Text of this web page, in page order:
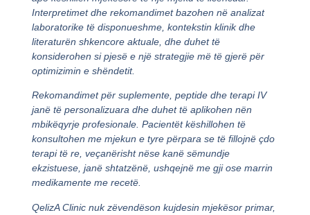
Interpretimet dhe rekomandimet bazohen në analizat
laboratorike të disponueshme, kontekstin klinik dhe
literaturën shkencore aktuale, dhe duhet të
konsiderohen si pjesë e një strategjie më të gjerë për
optimizimin e shëndetit.
Rekomandimet për suplemente, peptide dhe terapi IV
janë të personalizuara dhe duhet të aplikohen nën
mbikëqyrje profesionale. Pacientët këshillohen të
konsultohen me mjekun e tyre përpara se të fillojnë çdo
terapi të re, veçanërisht nëse kanë sëmundje
ekzistuese, janë shtatzënë, ushqejnë me gji ose marrin
medikamente me recetë.
QelizA Clinic nuk zëvendëson kujdesin mjekësor primar,